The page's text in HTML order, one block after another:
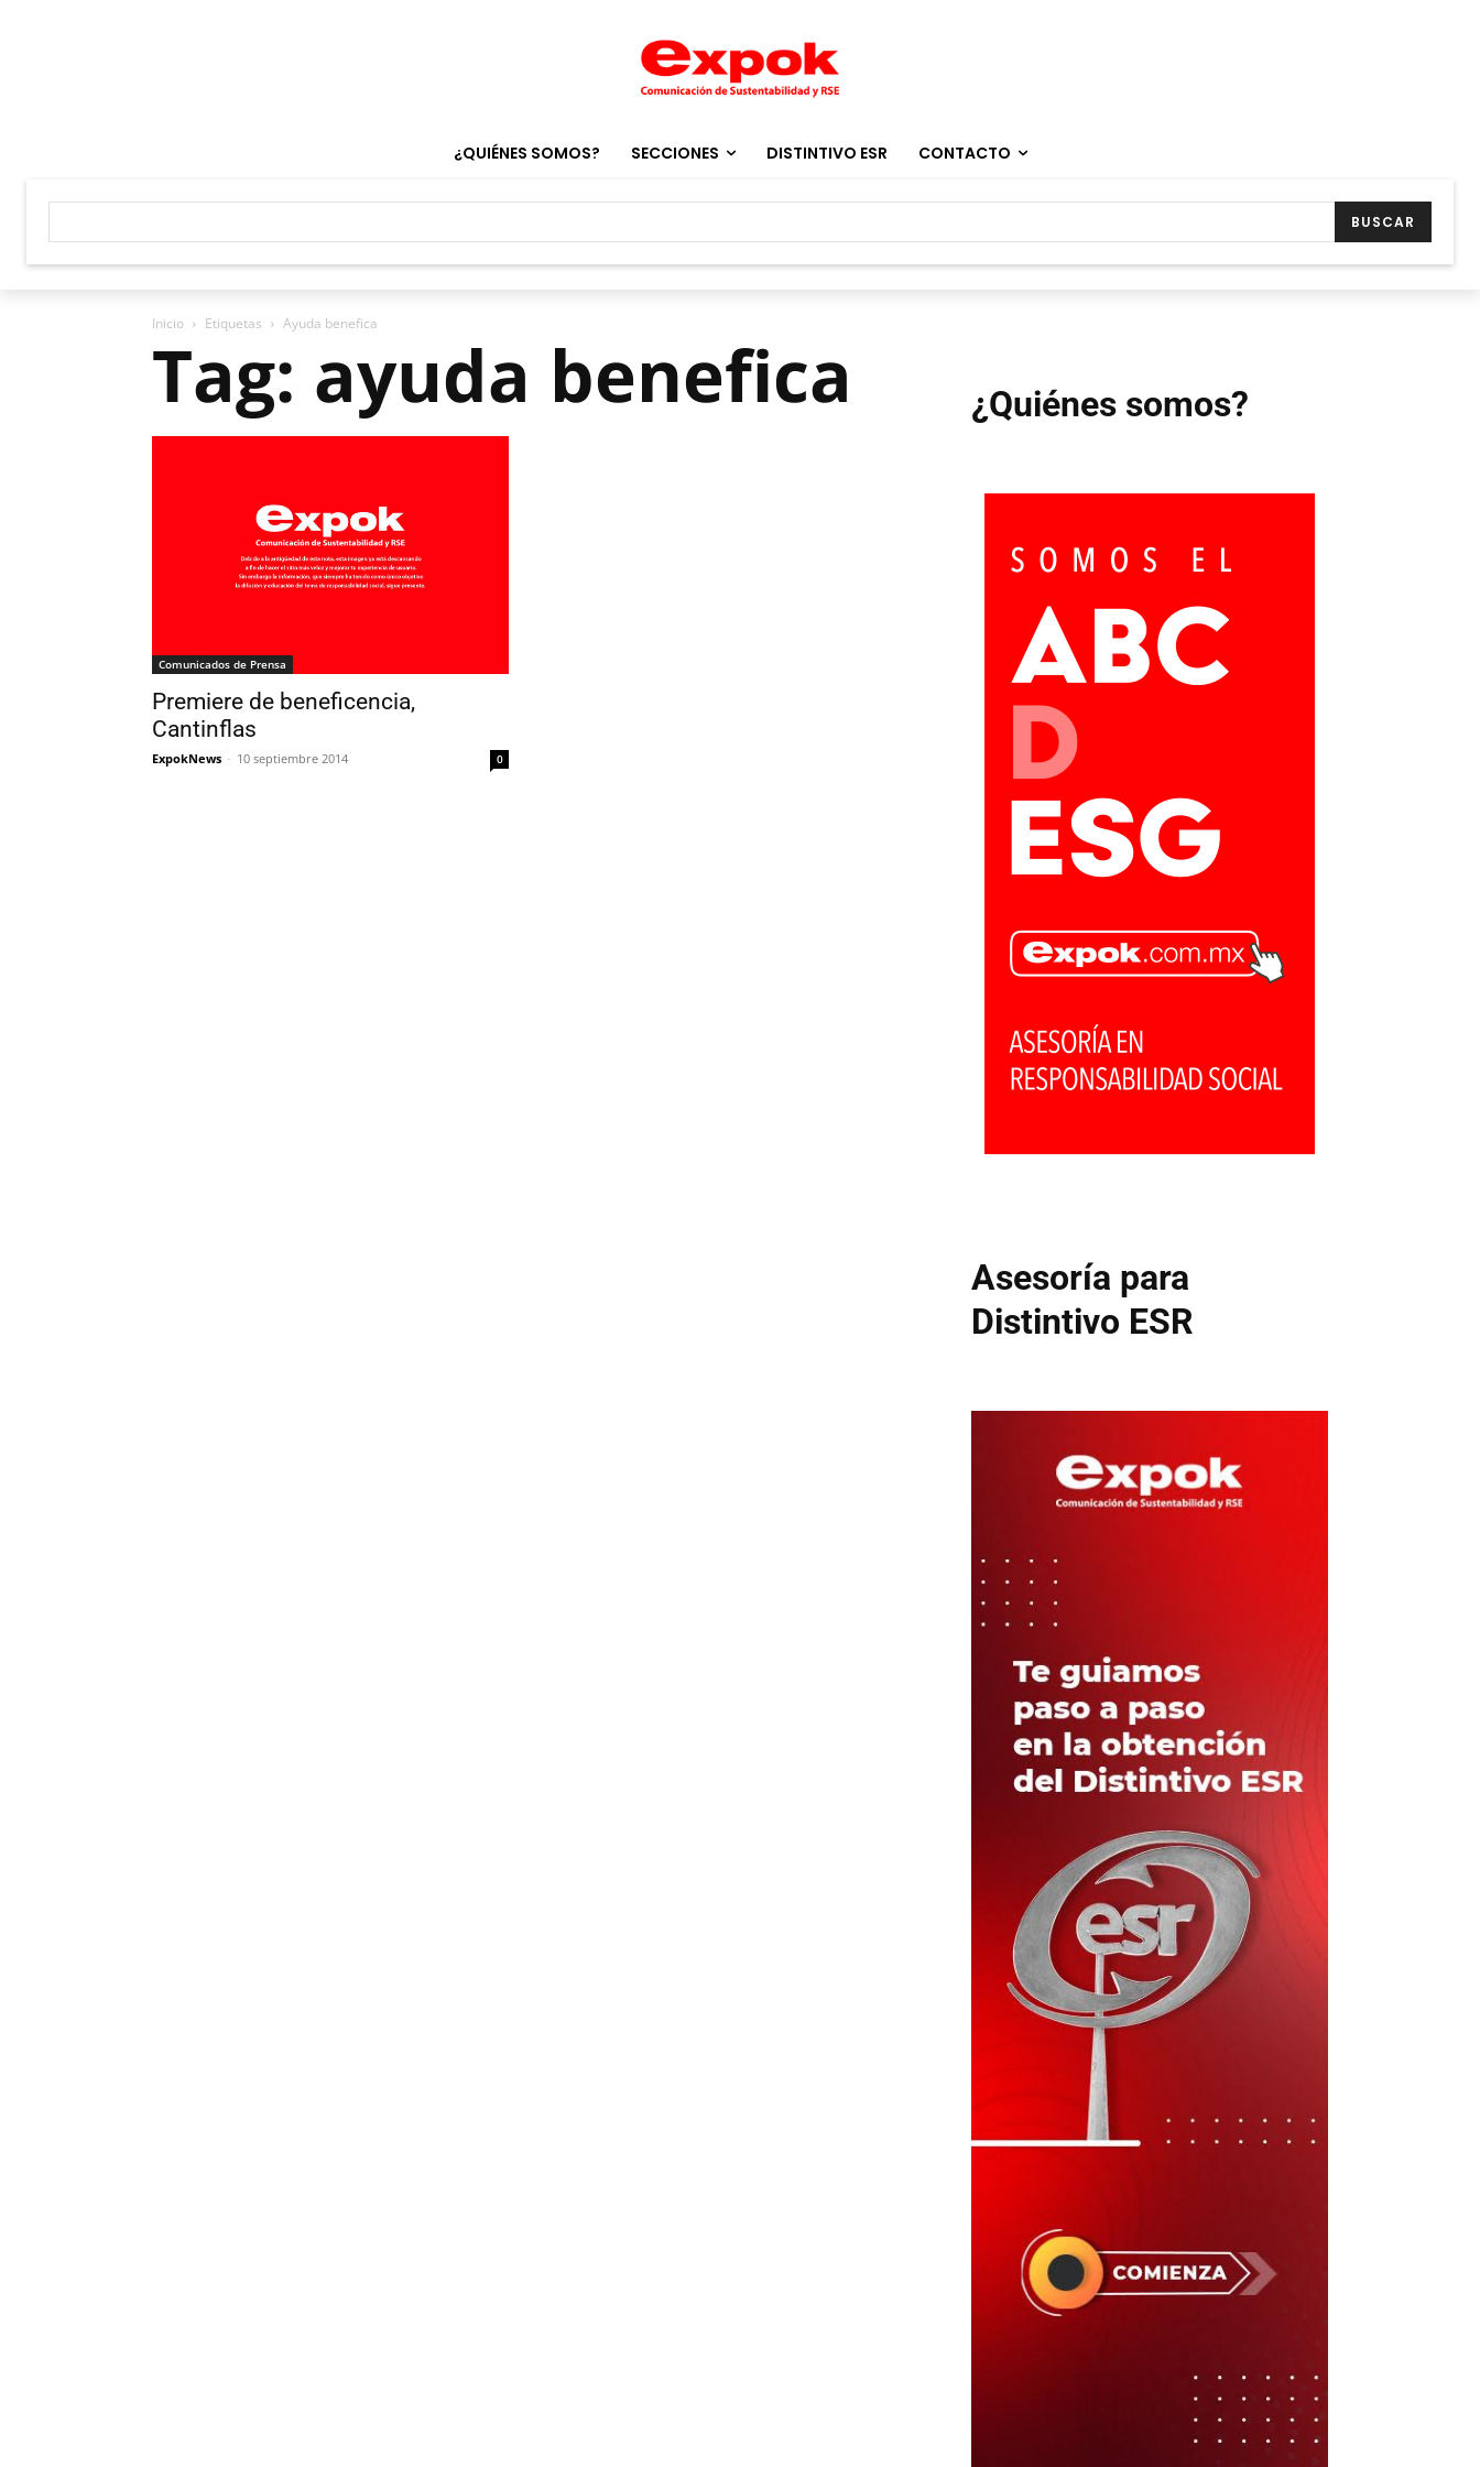
¿QUIÉNES SOMOS? SECCIONES DISTINTIVO ESR CONTACTO
BUSCAR
Inicio Etiquetas Ayuda benefica
Tag: ayuda benefica
Comunicados de Prensa
Premiere de beneficencia,
Cantinflas
ExpokNews - 10 septiembre 2014 0
¿Quiénes somos?
Asesoría para
Distintivo ESR